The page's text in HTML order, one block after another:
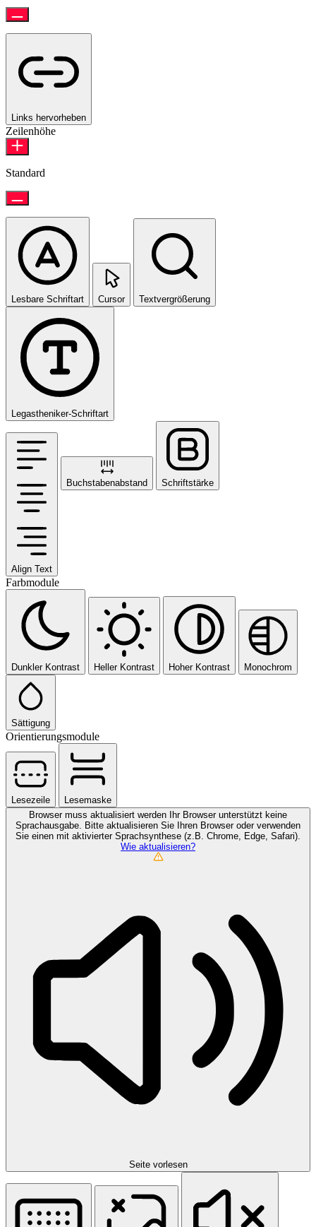
Links hervorheben
Zeilenhöhe
Standard
Lesbare Schriftart Cursor Textvergrößerung
Legastheniker-Schriftart
Align Text
Buchstabenabstand Schriftstärke
Farbmodule
Dunkler Kontrast Heller Kontrast Hoher Kontrast Monochrom
Sättigung
Orientierungsmodule
Lesezeile
Lesemaske
Browser muss aktualisiert werden
Ihr Browser unterstützt keine
Sprachausgabe. Bitte aktualisieren Sie Ihren Browser oder verwenden
Sie einen mit aktivierter Sprachsynthese (z.B. Chrome, Edge, Safari).
Wie aktualisieren?
Seite vorlesen